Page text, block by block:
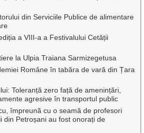
din Serviciile Publice de alimentare
a VIII-a a Festivalului Cetății
la Ulpia Traiana Sarmizegetusa
Române în tabăra de vară din Țara
Toleranță zero față de amenințări,
agresive în transportul public
împreună cu o seamă de profesori
din Petroșani au fost onorați de